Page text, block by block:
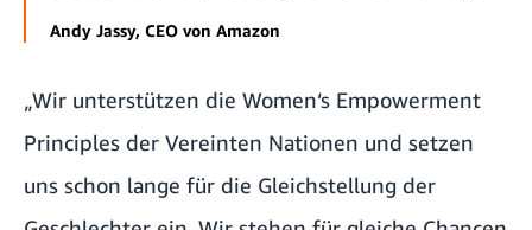
Andy Jassy, CEO von Amazon
„Wir unterstützen die Women‘s Empowerment
Principles der Vereinten Nationen und setzen
uns schon lange für die Gleichstellung der